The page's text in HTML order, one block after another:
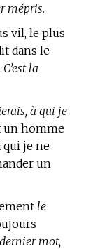
mépris.
vil, le plus
dans le
C’est la
à qui je
un homme
qui je ne
un
le
mot,